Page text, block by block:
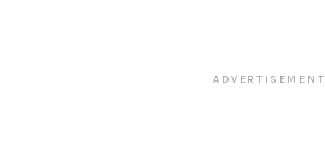
ADVERTISEMENT